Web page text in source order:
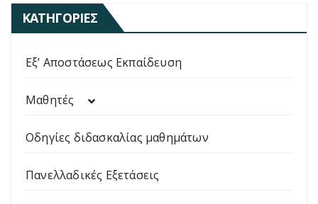
ΚΑΤΗΓΟΡΊΕΣ
Εξ’ Αποστάσεως Εκπαίδευση
Μαθητές
Οδηγίες διδασκαλίας μαθημάτων
Πανελλαδικές Εξετάσεις